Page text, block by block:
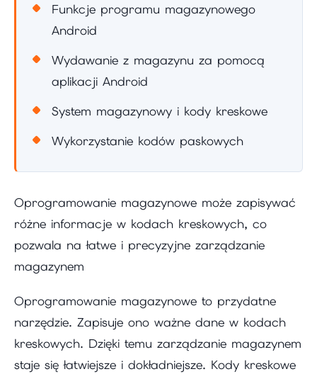
Funkcje programu magazynowego
Android
Wydawanie z magazynu za pomocą
aplikacji Android
System magazynowy i kody kreskowe
Wykorzystanie kodów paskowych
Oprogramowanie magazynowe może zapisywać
różne informacje w kodach kreskowych, co
pozwala na łatwe i precyzyjne zarządzanie
magazynem
Oprogramowanie magazynowe to przydatne
narzędzie. Zapisuje ono ważne dane w kodach
kreskowych. Dzięki temu zarządzanie magazynem
staje się łatwiejsze i dokładniejsze. Kody kreskowe